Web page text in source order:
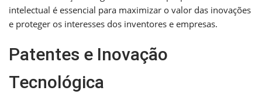
intelectual é essencial para maximizar o valor das inovações
e proteger os interesses dos inventores e empresas.
Patentes e Inovação
Tecnológica